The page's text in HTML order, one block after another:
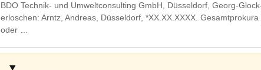
BDO Technik- und Umweltconsulting GmbH, Düsseldorf, Georg-
erloschen: Arntz, Andreas, Düsseldorf, *XX.XX.XXXX.
oder …